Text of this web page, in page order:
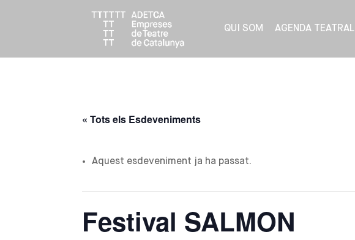
QUI SOM AGENDA TEATRAL
« Tots els Esdeveniments
Aquest esdeveniment ja ha passat.
Festival SALMON